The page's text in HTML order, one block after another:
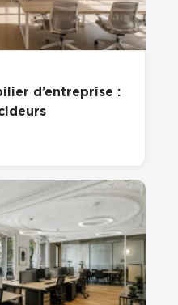
d’entreprise :